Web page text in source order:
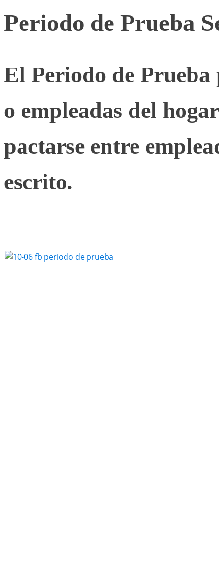
Periodo de Prueba
El Periodo de Prueba
o empleadas del
pactarse entre
escrito.